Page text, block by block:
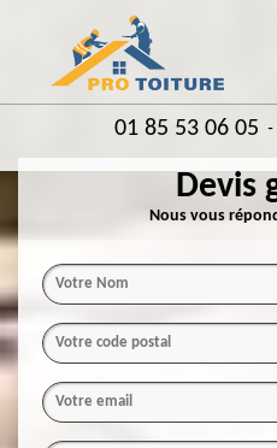
01 85 53 06 05 -
Devis
Nous vous